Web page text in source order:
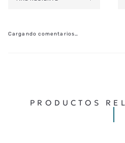
Cargando comentarios…
PRODUCTOS